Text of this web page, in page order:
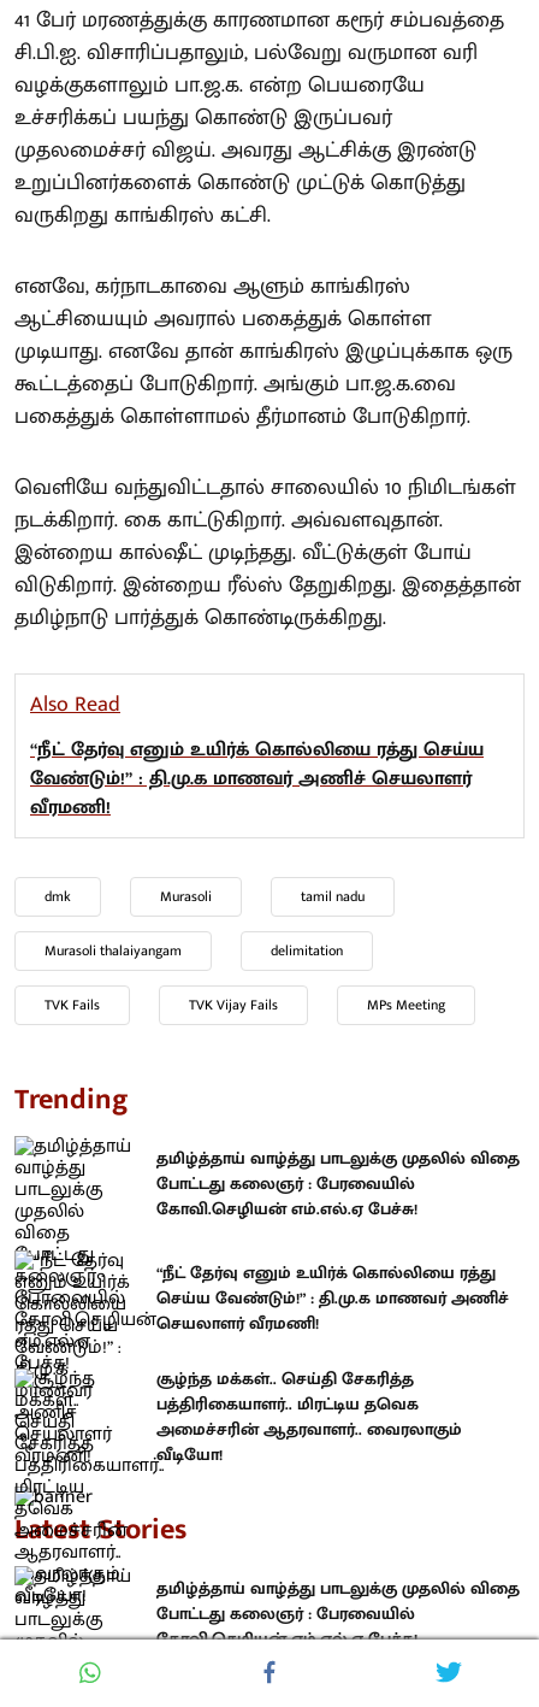
41 பேர் மரணத்துக்கு காரணமான கரூர் சம்பவத்தை
சி.பி.ஐ. விசாரிப்பதாலும், பல்வேறு வருமான வரி
வழக்குகளாலும் பா.ஜ.க. என்ற பெயரையே
உச்சரிக்கப் பயந்து கொண்டு இருப்பவர்
முதலமைச்சர் விஜய். அவரது ஆட்சிக்கு இரண்டு
உறுப்பினர்களைக் கொண்டு முட்டுக் கொடுத்து
வருகிறது காங்கிரஸ் கட்சி.
எனவே, கர்நாடகாவை ஆளும் காங்கிரஸ்
ஆட்சியையும் அவரால் பகைத்துக் கொள்ள
முடியாது. எனவே தான் காங்கிரஸ் இழுப்புக்காக ஒரு
கூட்டத்தைப் போடுகிறார். அங்கும் பா.ஜ.க.வை
பகைத்துக் கொள்ளாமல் தீர்மானம் போடுகிறார்.
வெளியே வந்துவிட்டதால் சாலையில் 10 நிமிடங்கள்
நடக்கிறார். கை காட்டுகிறார். அவ்வளவுதான்.
இன்றைய கால்ஷீட் முடிந்தது. வீட்டுக்குள் போய்
விடுகிறார். இன்றைய ரீல்ஸ் தேறுகிறது. இதைத்தான்
தமிழ்நாடு பார்த்துக் கொண்டிருக்கிறது.
Also Read
“நீட் தேர்வு எனும் உயிர்க் கொல்லியை ரத்து செய்ய
வேண்டும்!” : தி.மு.க மாணவர் அணிச் செயலாளர்
வீரமணி!
dmk Murasoli tamil nadu
Murasoli thalaiyangam delimitation
TVK Fails TVK Vijay Fails MPs Meeting
Trending
தமிழ்த்தாய் வாழ்த்து பாடலுக்கு முதலில் விதை
போட்டது கலைஞர் : பேரவையில்
கோவி.செழியன் எம்.எல்.ஏ பேச்சு!
“நீட் தேர்வு எனும் உயிர்க் கொல்லியை ரத்து
செய்ய வேண்டும்!” : தி.மு.க மாணவர் அணிச்
செயலாளர் வீரமணி!
சூழ்ந்த மக்கள்.. செய்தி சேகரித்த
பத்திரிகையாளர்.. மிரட்டிய தவெக
அமைச்சரின் ஆதரவாளர்.. வைரலாகும்
வீடியோ!
Latest Stories
தமிழ்த்தாய் வாழ்த்து பாடலுக்கு முதலில் விதை
போட்டது கலைஞர் : பேரவையில்
கோவி.செழியன் எம்.எல்.ஏ பேச்சு!